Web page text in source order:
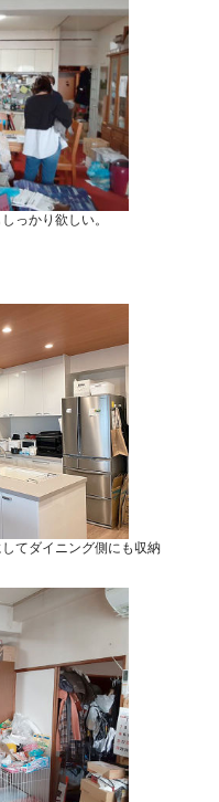
っかり欲しい。
てダイニング側にも収納